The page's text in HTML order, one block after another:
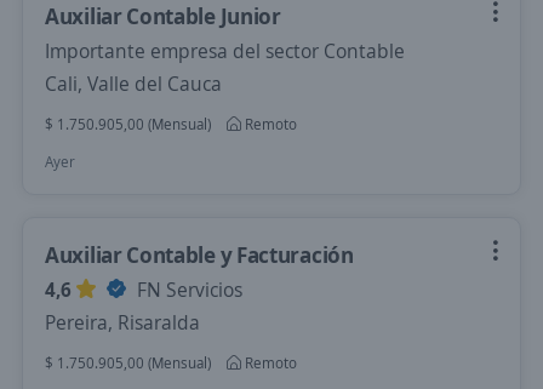
Auxiliar Contable Junior
Importante empresa del sector Contable
Cali, Valle del Cauca
$ 1.750.905,00 (Mensual)
Remoto
Ayer
Auxiliar Contable y Facturación
4,6
FN Servicios
Pereira, Risaralda
$ 1.750.905,00 (Mensual)
Remoto